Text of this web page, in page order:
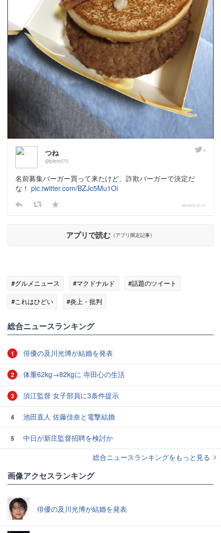
つね
@pierot70
名前募集バーガー買って来たけど、詐欺バーガーで決定だ
な！ pic.twitter.com/BZJc5Mu1Oi
2016/2/2 21:17
アプリで読む （アプリ限定記事）
#グルメニュース #マクドナルド
#話題のツイート
#これはひどい
#炎上・批判
総合ニュースランキング
1 俳優の及川光博が結婚を発表
2 体重62kg→82kgに 寺田心の生活
3 須江監督 女子部員に3条件提示
4 池田直人 佐藤佳奈と電撃結婚
5
中日が新庄監督招聘を検討か
総合ニュースランキングをもっと見る
画像アクセスランキング
俳優の及川光博が結婚を発表